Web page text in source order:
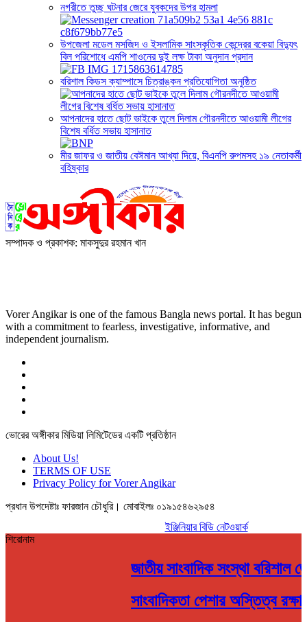
নগরীতে তুচ্ছ ঘটনার জেরে যুবকদের উপর হামলা
উপজেলা মডেল মসজিদ ও ইসলামিক সাংস্কৃতিক কেন্দ্রের বকেয়া বিদ্যুৎ
বিল পরিশোধে এমপি শাওনের দুই লক্ষ টাকা অনুদান প্রদান
বরিশাল কিডস ক্যাম্পাসে চিত্রাঙ্কন প্রতিযোগিতা অনুষ্ঠিত
আপনাদের হাতে ছোট ভাইকে তুলে দিলাম গৌরনদীতে আওয়ামী লীগের
বিশেষ বর্ধিত সভায় হাসানাত
মীর জাফর ও জাতীয় বেঈমান আখ্যা দিয়ে, বিএনপি রুপমসহ ১৯ নেতাকর্মী
বহিষ্কার
সম্পাদক ও প্রকাশক: মাকসুদুর রহমান খান
Vorer Angikar is one of the famous Bangla news portal. It has begun
with a commitment to fearless, investigative, informative, and
independent journalism.
ভোরের অঙ্গীকার মিডিয়া লিমিটেডের একটি প্রতিষ্ঠান
About Us!
TERMS OF USE
Privacy Policy for Vorer Angikar
প্রধান উপদেষ্টাঃ ফারজান চৌধুরি। মোবাইলঃ ০১৯১৫৪৬২৯৫৪
ওয়েব ডিজাইন ও ডেভেলপমেন্টইঞ্জিনিয়ার বিডি নেটওয়ার্ক
শিরোনাম
জাতীয় সাংবাদিক সংস্থা বরিশাল
সাংবাদিকতা পেশার অস্তিত্ব